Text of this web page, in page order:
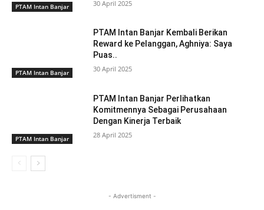
PTAM Intan Banjar 30 April 2025
PTAM Intan Banjar
PTAM Intan Banjar Kembali Berikan
Reward ke Pelanggan, Aghniya: Saya
Puas..
30 April 2025
PTAM Intan Banjar
PTAM Intan Banjar Perlihatkan
Komitmennya Sebagai Perusahaan
Dengan Kinerja Terbaik
28 April 2025
- Advertisment -